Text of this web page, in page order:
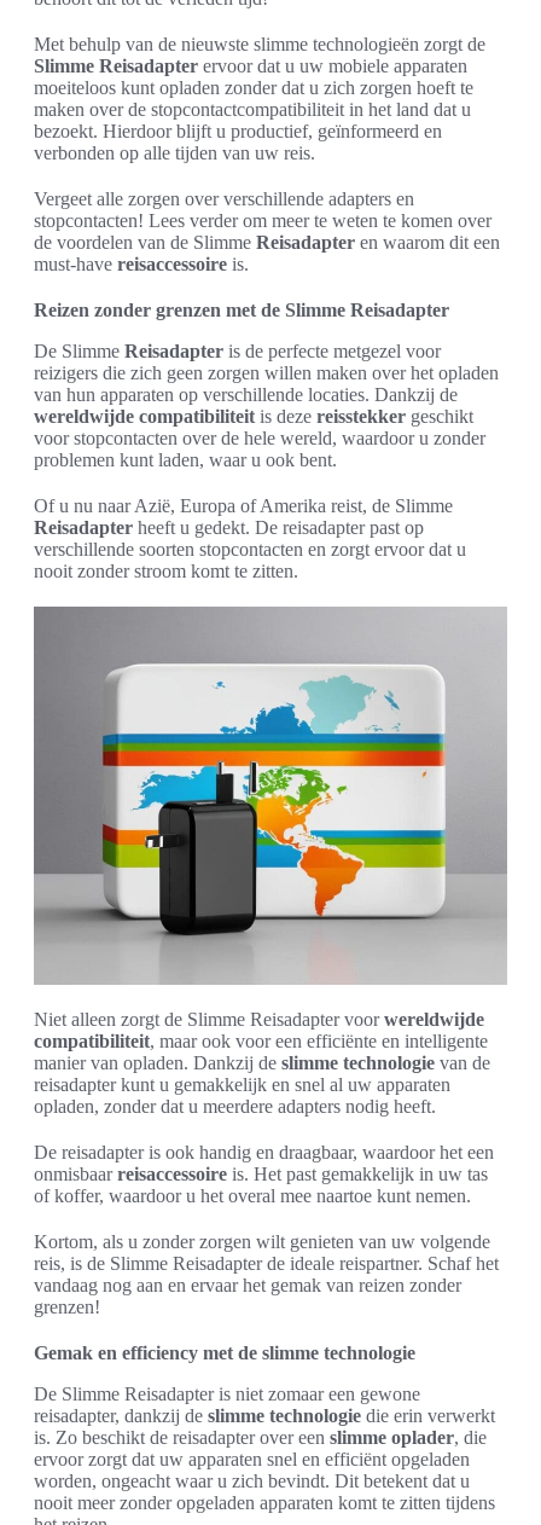
Met behulp van de nieuwste slimme technologieën zorgt de
Slimme Reisadapter ervoor dat u uw mobiele apparaten
moeiteloos kunt opladen zonder dat u zich zorgen hoeft te
maken over de stopcontactcompatibiliteit in het land dat u
bezoekt. Hierdoor blijft u productief, geïnformeerd en
verbonden op alle tijden van uw reis.
Vergeet alle zorgen over verschillende adapters en
stopcontacten! Lees verder om meer te weten te komen over
de voordelen van de Slimme Reisadapter en waarom dit een
must-have reisaccessoire is.
Reizen zonder grenzen met de Slimme Reisadapter
De Slimme Reisadapter is de perfecte metgezel voor
reizigers die zich geen zorgen willen maken over het opladen
van hun apparaten op verschillende locaties. Dankzij de
wereldwijde compatibiliteit is deze reisstekker geschikt
voor stopcontacten over de hele wereld, waardoor u zonder
problemen kunt laden, waar u ook bent.
Of u nu naar Azië, Europa of Amerika reist, de Slimme
Reisadapter heeft u gedekt. De reisadapter past op
verschillende soorten stopcontacten en zorgt ervoor dat u
nooit zonder stroom komt te zitten.
Niet alleen zorgt de Slimme Reisadapter voorwereldwijde
compatibiliteit, maar ook voor een efficiënte en intelligente
manier van opladen. Dankzij de slimme technologie van de
reisadapter kunt u gemakkelijk en snel al uw apparaten
opladen, zonder dat u meerdere adapters nodig heeft.
De reisadapter is ook handig en draagbaar, waardoor het een
onmisbaarreisaccessoire is. Het past gemakkelijk in uw tas
of koffer, waardoor u het overal mee naartoe kunt nemen.
Kortom, als u zonder zorgen wilt genieten van uw volgende
reis, is de Slimme Reisadapter de ideale reispartner. Schaf het
vandaag nog aan en ervaar het gemak van reizen zonder
grenzen!
Gemak en efficiency met de slimme technologie
De Slimme Reisadapter is niet zomaar een gewone
reisadapter, dankzij de slimme technologie die erin verwerkt
is. Zo beschikt de reisadapter over een slimme oplader, die
ervoor zorgt dat uw apparaten snel en efficiënt opgeladen
worden, ongeacht waar u zich bevindt. Dit betekent dat u
nooit meer zonder opgeladen apparaten komt te zitten tijdens